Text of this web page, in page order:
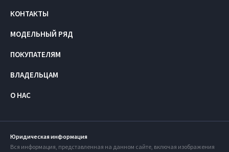
КОНТАКТЫ
МОДЕЛЬНЫЙ РЯД
ПОКУПАТЕЛЯМ
ВЛАДЕЛЬЦАМ
О НАС
Юридическая информация
Вся информация, представленная на данном сайте, включая изображения